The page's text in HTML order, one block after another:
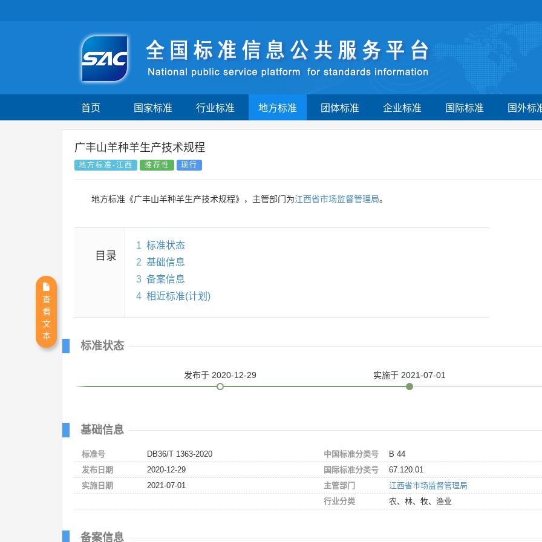
首页 国家标准 行业标准 地方标准 团体标准 企业标准 国际标准 国外标
广丰山羊种羊生产技术规程
地方标准-江西 推荐性 现行
地方标准《广丰山羊种羊生产技术规程》，主管部门为江西省市场监督管理局。
目录
1 标准状态
2 基础信息
3 备案信息
4 相近标准(计划)
标准状态
发布于 2020-12-29 实施于 2021-07-01
基础信息
标准号
DB36/T 1363-2020
发布日期
2020-12-29
实施日期
2021-07-01
中国标准分类号
B 44
国际标准分类号
67.120.01
主管部门
江西省市场监督管理局
行业分类
农、林、牧、渔业
备案信息
查
看
文
本